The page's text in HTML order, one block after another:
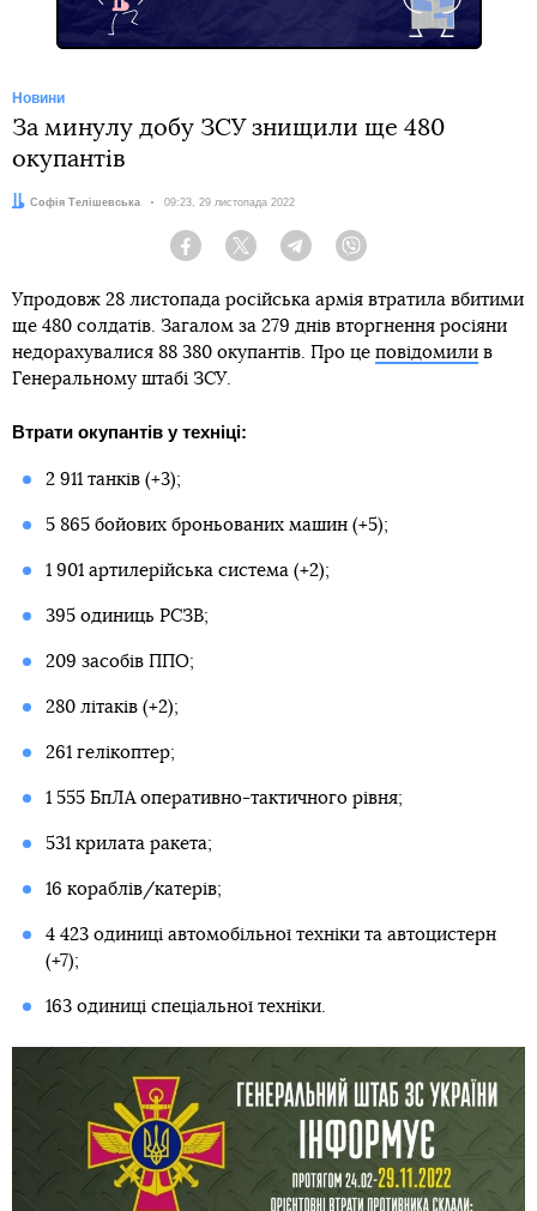
Новини
За минулу добу ЗСУ знищили ще 480
окупантів
Автор:
Софія Телішевська Дата:
09:23, 29 листопада 2022
Facebook Twitter Telegram
Упродовж 28 листопада російська армія втратила вбитими
ще 480 солдатів. Загалом за 279 днів вторгнення росіяни
недорахувалися 88 380 окупантів. Про це повідомили в
Генеральному штабі ЗСУ.
Втрати окупантів у техніці:
2 911 танків (+3);
5 865 бойових броньованих машин (+5);
1 901 артилерійська система (+2);
395 одиниць РСЗВ;
209 засобів ППО;
280 літаків (+2);
261 гелікоптер;
1 555 БпЛА оперативно-тактичного рівня;
531 крилата ракета;
16 кораблів/катерів;
4 423 одиниці автомобільної техніки та автоцистерн
(+7);
163 одиниці спеціальної техніки.